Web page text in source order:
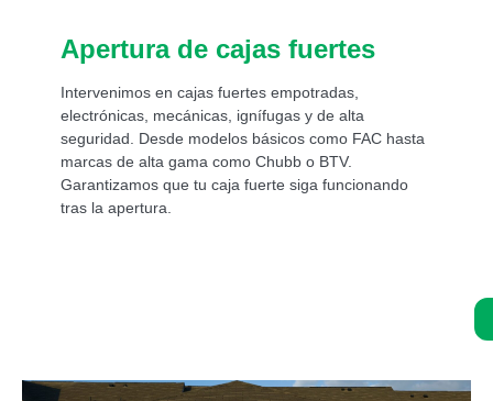
Apertura de cajas fuertes
Intervenimos en cajas fuertes empotradas,
electrónicas, mecánicas, ignífugas y de alta
seguridad. Desde modelos básicos como FAC hasta
marcas de alta gama como Chubb o BTV.
Garantizamos que tu caja fuerte siga funcionando
tras la apertura.